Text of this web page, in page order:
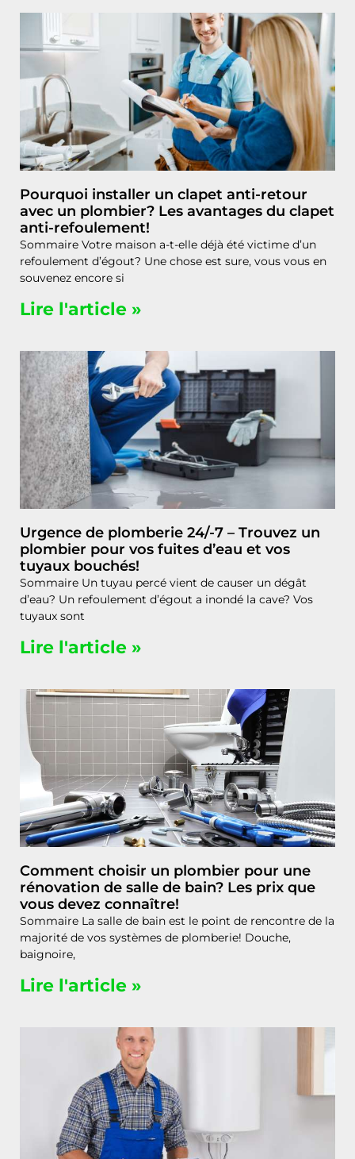
Pourquoi installer un clapet anti-retour
avec un plombier? Les avantages du clapet
anti-refoulement!
Sommaire Votre maison a-t-elle déjà été victime d’un
refoulement d’égout? Une chose est sure, vous vous en
souvenez encore si
Lire l'article »
Urgence de plomberie 24/-7 – Trouvez un
plombier pour vos fuites d’eau et vos
tuyaux bouchés!
Sommaire Un tuyau percé vient de causer un dégât
d’eau? Un refoulement d’égout a inondé la cave? Vos
tuyaux sont
Lire l'article »
Comment choisir un plombier pour une
rénovation de salle de bain? Les prix que
vous devez connaître!
Sommaire La salle de bain est le point de rencontre de la
majorité de vos systèmes de plomberie! Douche,
baignoire,
Lire l'article »